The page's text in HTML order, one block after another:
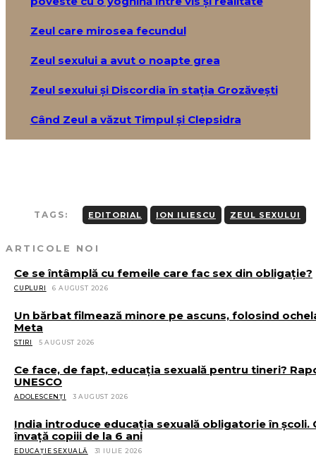
Zeul care mirosea fecundul
Zeul sexului a avut o noapte grea
Zeul sexului și Discordia în stația Grozăvești
Când Zeul a văzut Timpul și Clepsidra
TAGS: EDITORIAL ION ILIESCU ZEUL SEXULUI
ARTICOLE NOI
Ce se întâmplă cu femeile care fac sex din obligație?
CUPLURI 6 AUGUST 2026
Un bărbat filmează minore pe ascuns, folosind
Meta
STIRI 5 AUGUST 2026
Ce face, de fapt, educația sexuală pentru tineri?
UNESCO
ADOLESCENȚI 3 AUGUST 2026
India introduce educația sexuală obligatorie în școli.
învață copiii de la 6 ani
EDUCAȚIE SEXUALĂ 31 IULIE 2026